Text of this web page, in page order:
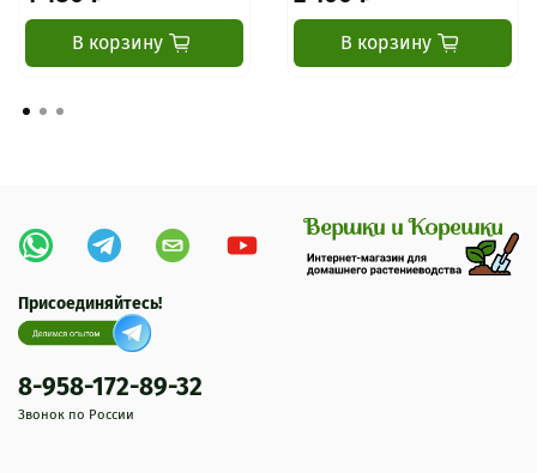
В корзину В корзину
Присоединяйтесь!
8-958-172-89-32
Звонок по России